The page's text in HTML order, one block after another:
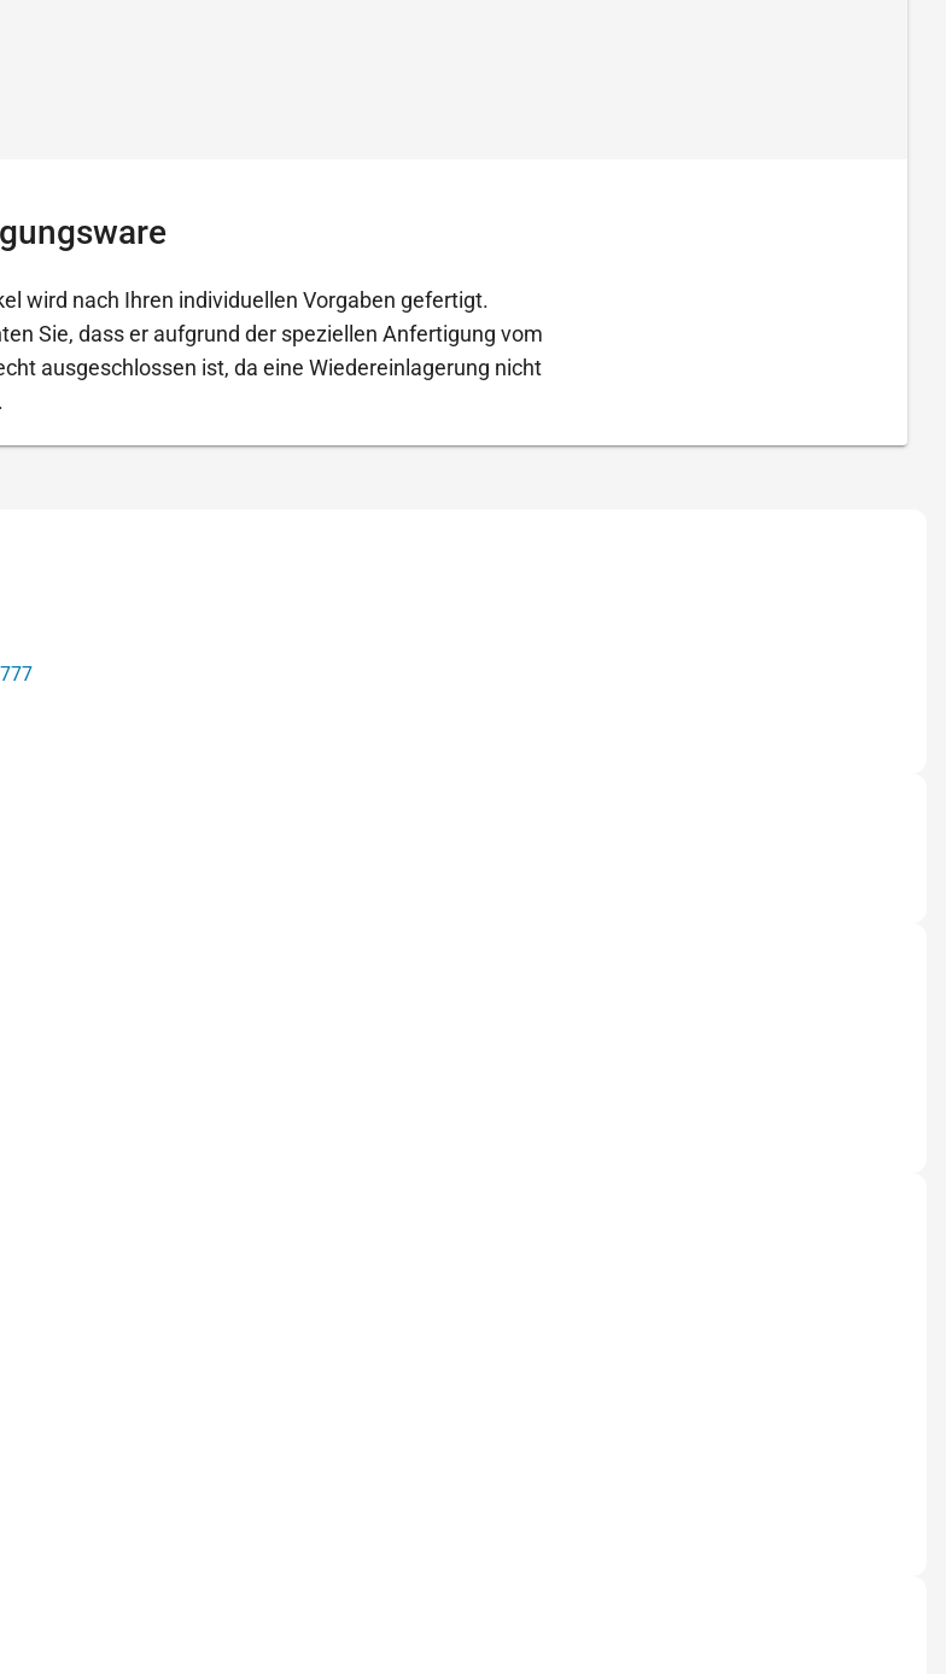
wird nach Ihren individuellen Vorgaben gefertigt.
Sie, dass er aufgrund der speziellen Anfertigung vom
ausgeschlossen ist, da eine Wiedereinlagerung nicht